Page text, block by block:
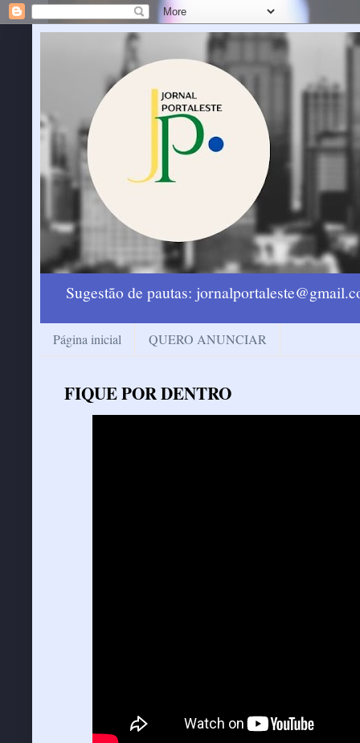
Sugestão de pautas:
Página inicial QUERO ANUNCIAR
FIQUE POR DENTRO